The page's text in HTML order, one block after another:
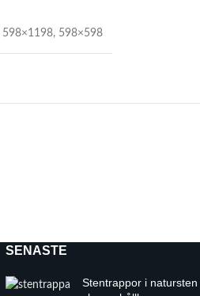
598×1198, 598×598
SENASTE
Stentrappor i natursten